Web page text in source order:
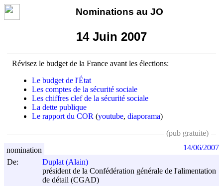
Nominations au JO
14 Juin 2007
Révisez le budget de la France avant les élections:
Le budget de l'État
Les comptes de la sécurité sociale
Les chiffres clef de la sécurité sociale
La dette publique
Le rapport du COR (youtube, diaporama)
(pub gratuite)
De:
Duplat (Alain)
président de la Confédération générale de l'alimentation
de détail (CGAD)
nomination 14/06/2007